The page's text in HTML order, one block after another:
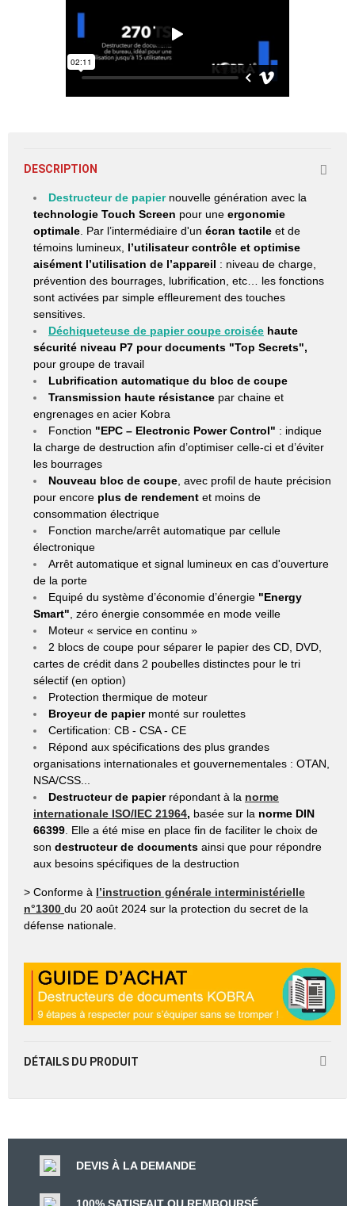
DESCRIPTION
Destructeur de papier nouvelle génération avec la
technologie Touch Screen pour une ergonomie
optimale . Par l’intermédiaire d'un écran tactile et de
témoins lumineux, l’utilisateur contrôle et optimise
aisément l’utilisation de l’appareil : niveau de charge,
prévention des bourrages, lubrification, etc… les fonctions
sont activées par simple effleurement des touches
sensitives.
Déchiqueteuse de papiercoupe croisée haute
sécurité niveau P7 pour documents "Top Secrets",
pour groupe de travail
Lubrification automatique du bloc de coupe
Transmission haute résistance par chaine et
engrenages en acier Kobra
Fonction "EPC – Electronic Power Control" : indique
la charge de destruction afin d’optimiser celle-ci et d’éviter
les bourrages
Nouveau bloc de coupe , avec profil de haute précision
pour encore plus de rendement et moins de
consommation électrique
Fonction marche/arrêt automatique par cellule
électronique
Arrêt automatique et signal lumineux en cas d'ouverture
de la porte
Equipé du système d’économie d’énergie "Energy
Smart" , zéro énergie consommée en mode veille
Moteur « service en continu »
2 blocs de coupe pour séparer le papier des CD, DVD,
cartes de crédit dans 2 poubelles distinctes pour le tri
sélectif (en option)
Protection thermique de moteur
Broyeur de papiermonté sur roulettes
Certification: CB - CSA - CE
Répond aux spécifications des plus grandes
organisations internationales et gouvernementales : OTAN,
NSA/CSS...
Destructeur de papierrépondant à la norme
internationale ISO/IEC 21964, basée sur la norme DIN
66399 . Elle a été mise en place fin de faciliter le choix de
son destructeur de documents ainsi que pour répondre
aux besoins spécifiques de la destruction
> Conforme à l’instruction générale interministérielle
n°1300 du 20 août 2024 sur la protection du secret de la
défense nationale.
DÉTAILS DU PRODUIT
DEVIS À LA DEMANDE
100% SATISFAIT OU REMBOURSÉ